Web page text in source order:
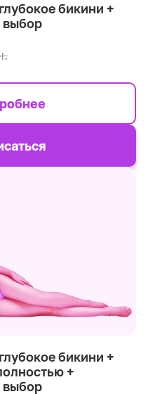
бикини +
выбор
бикини +
+
выбор